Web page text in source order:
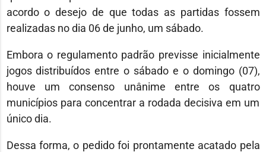
acordo o desejo de que todas as partidas fossem
realizadas no dia 06 de junho, um sábado.
Embora o regulamento padrão previsse inicialmente
jogos distribuídos entre o sábado e o domingo (07),
houve um consenso unânime entre os quatro
municípios para concentrar a rodada decisiva em um
único dia.
Dessa forma, o pedido foi prontamente acatado pela